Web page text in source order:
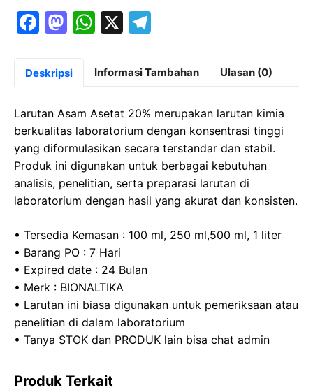
F
c
b
o
o
k
M
st
d
o
n
W
at
s
A
p
p
X
e
gr
a
m
Deskripsi Informasi Tambahan Ulasan (0)
Larutan Asam Asetat 20% merupakan larutan kimia
berkualitas laboratorium dengan konsentrasi tinggi
yang diformulasikan secara terstandar dan stabil.
Produk ini digunakan untuk berbagai kebutuhan
analisis, penelitian, serta preparasi larutan di
laboratorium dengan hasil yang akurat dan konsisten.
• Tersedia Kemasan : 100 ml, 250 ml,500 ml, 1 liter
• Barang PO : 7 Hari
• Expired date : 24 Bulan
• Merk : BIONALTIKA
• Larutan ini biasa digunakan untuk pemeriksaan atau
penelitian di dalam laboratorium
• Tanya STOK dan PRODUK lain bisa chat admin
Produk Terkait